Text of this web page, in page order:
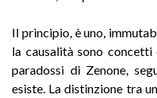
Il principio, è uno,
la causalità sono concetti
paradossi di Zenone,
esiste. La distinzione tra